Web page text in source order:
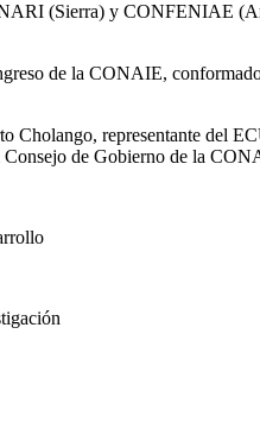
(Sierra) y CONFENIAE
de la CONAIE,
Cholango, representante del
de Gobierno de la